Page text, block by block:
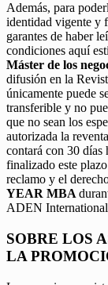
Además, para
identidad vigente y
garantes de haber
condiciones aquí
Máster de los
difusión en la
únicamente puede
transferible y no
que no sean los
autorizada la
contará con 30 días
finalizado este
reclamo y el
YEAR MBA
ADEN International
SOBRE LOS
LA